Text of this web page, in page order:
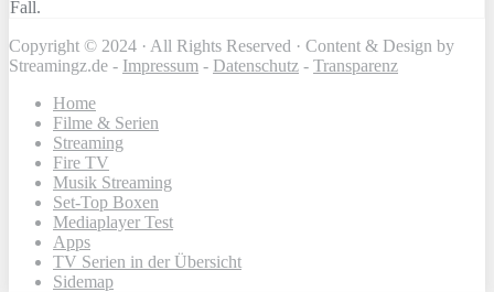
Fall.
Copyright © 2024 · All Rights Reserved · Content & Design by
Streamingz.de - Impressum - Datenschutz - Transparenz
Home
Filme & Serien
Streaming
Fire TV
Musik Streaming
Set-Top Boxen
Mediaplayer Test
Apps
TV Serien in der Übersicht
Sidemap